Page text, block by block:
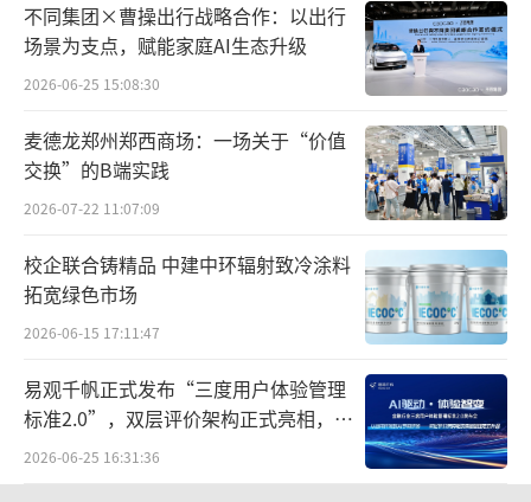
不同集团×曹操出行战略合作：以出行
场景为支点，赋能家庭AI生态升级
2026-06-25 15:08:30
麦德龙郑州郑西商场：一场关于“价值
交换”的B端实践
2026-07-22 11:07:09
校企联合铸精品 中建中环辐射致冷涂料
拓宽绿色市场
2026-06-15 17:11:47
易观千帆正式发布“三度用户体验管理
标准2.0”，双层评价架构正式亮相，两
款专家智能体同步首发
2026-06-25 16:31:36